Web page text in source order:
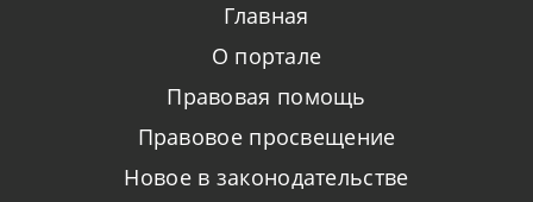
Главная
О портале
Правовая помощь
Правовое просвещение
Новое в законодательстве